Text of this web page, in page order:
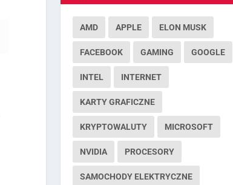
AMD APPLE ELON MUSK
FACEBOOK GAMING GOOGLE
INTEL INTERNET
KARTY GRAFICZNE
KRYPTOWALUTY MICROSOFT
NVIDIA PROCESORY
SAMOCHODY ELEKTRYCZNE